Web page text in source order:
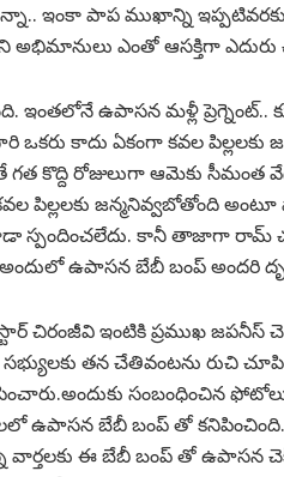
ఇంకా పాప ముఖాన్ని
అభిమానులు ఎంతో ఆసక్తిగా ఎదురు
ఉపాసన మళ్లీ ప్రెగ్నెంట్..
కాదు ఏకంగా కవల పిల్లలకు
కొద్ది రోజులుగా ఆమెకు సీమంత
జన్మనివ్వబోతోంది
కానీ తాజాగా రామ్
ఉపాసన బేబీ బంప్ అందరి
చిరంజీవి ఇంటికి ప్రముఖ
సభ్యులకు తన చేతివంటను రుచి
సంబంధించిన
బేబీ బంప్ తో
వార్తలకు ఈ బేబీ బంప్ తో ఉపాసన